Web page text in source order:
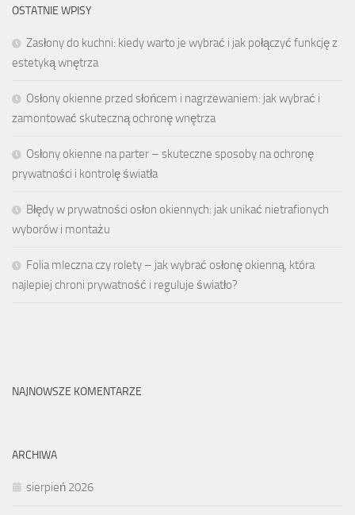
OSTATNIE WPISY
Zasłony do kuchni: kiedy warto je wybrać i jak połączyć funkcję z
estetyką wnętrza
Osłony okienne przed słońcem i nagrzewaniem: jak wybrać i
zamontować skuteczną ochronę wnętrza
Osłony okienne na parter – skuteczne sposoby na ochronę
prywatności i kontrolę światła
Błędy w prywatności osłon okiennych: jak unikać nietrafionych
wyborów i montażu
Folia mleczna czy rolety – jak wybrać osłonę okienną, która
najlepiej chroni prywatność i reguluje światło?
NAJNOWSZE KOMENTARZE
ARCHIWA
sierpień 2026